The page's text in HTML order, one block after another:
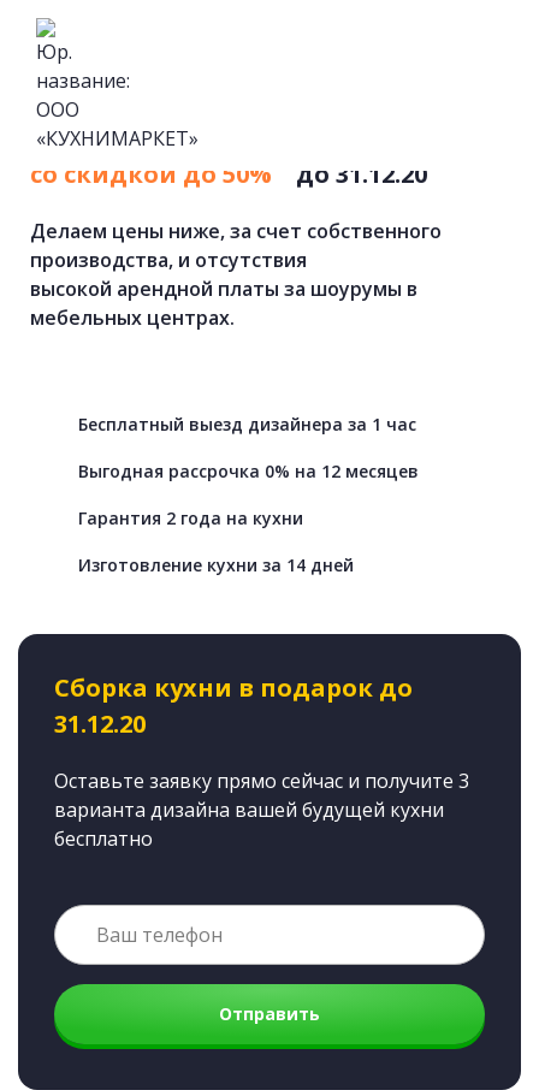
Кухни на заказ
со скидкой до 50%
до 31.12.20
Делаем цены ниже, за счет собственного
производства, и отсутствия
высокой арендной платы за шоурумы в
мебельных центрах.
Бесплатный выезд дизайнера за 1 час
Выгодная рассрочка 0% на 12 месяцев
Гарантия 2 года на кухни
Изготовление кухни за 14 дней
Сборка кухни в подарок до
31.12.20
Оставьте заявку прямо сейчас и получите 3
варианта дизайна вашей будущей кухни
бесплатно
Отправить